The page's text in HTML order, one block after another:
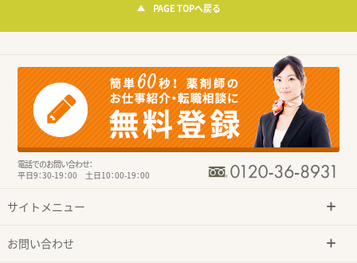
PAGE TOPへ戻る
電話でのお問い合わせ：
平日9：30-19：00 土日10：00-19：00
サイトメニュー
お問い合わせ